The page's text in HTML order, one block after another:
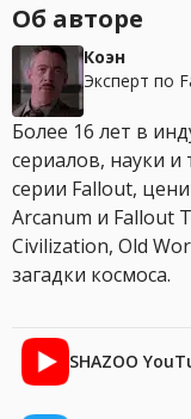
Об авторе
Коэн
Эксперт по
Более 16 лет в
сериалов, науки
серии Fallout,
Arcanum и Fallout
Civilization, Old
загадки космоса.
SHAZOO